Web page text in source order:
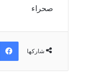
صحراء
شاركها